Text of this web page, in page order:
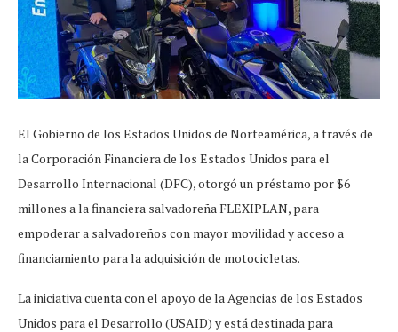
El Gobierno de los Estados Unidos de Norteamérica, a través de
la Corporación Financiera de los Estados Unidos para el
Desarrollo Internacional (DFC), otorgó un préstamo por $6
millones a la financiera salvadoreña FLEXIPLAN, para
empoderar a salvadoreños con mayor movilidad y acceso a
financiamiento para la adquisición de motocicletas.
La iniciativa cuenta con el apoyo de la Agencias de los Estados
Unidos para el Desarrollo (USAID) y está destinada para